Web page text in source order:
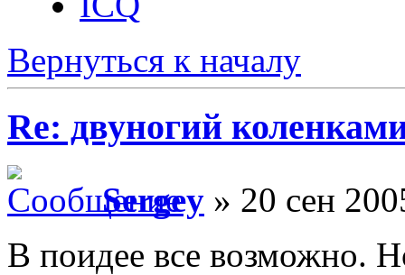
Вернуться к началу
Re: двуногий
Sergey » 20 сен
В поидее все возможно.